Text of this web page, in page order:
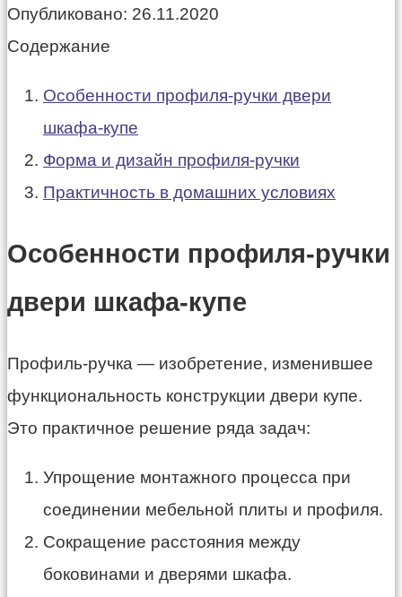
Опубликовано: 26.11.2020
Содержание
Особенности профиля-ручки двери
шкафа-купе
Форма и дизайн профиля-ручки
Практичность в домашних условиях
Особенности профиля-ручки
двери шкафа-купе
Профиль-ручка — изобретение, изменившее
функциональность конструкции двери купе.
Это практичное решение ряда задач:
Упрощение монтажного процесса при
соединении мебельной плиты и профиля.
Сокращение расстояния между
боковинами и дверями шкафа.